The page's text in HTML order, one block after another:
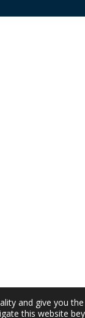
and give you
this website